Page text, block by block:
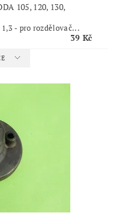
105, 120, 130,
- pro rozdělovač...
39 Kč